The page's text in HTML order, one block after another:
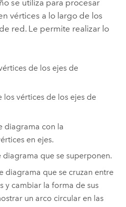
se utiliza para procesar
vértices a lo largo de los
red. Le permite realizar lo
de los ejes de
los vértices de los ejes de
diagrama con la
en ejes.
diagrama que se superponen.
diagrama que se cruzan entre
y cambiar la forma de sus
un arco circular en las